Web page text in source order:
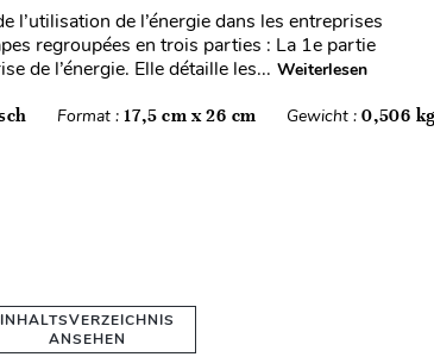
l’utilisation de l’énergie dans les entreprises
regroupées en trois parties : La 1e partie
de l’énergie. Elle détaille les... Weiterlesen
Format :17,5 cm x 26 cm Gewicht :0,506 kg
INHALTSVERZEICHNIS
ANSEHEN